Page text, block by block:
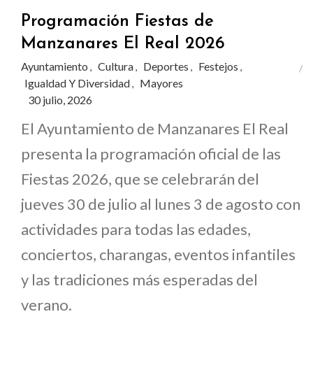
Programación Fiestas de
Manzanares El Real 2026
Ayuntamiento , Cultura, Deportes , Festejos ,
Igualdad Y Diversidad, Mayores
30 julio, 2026
El Ayuntamiento de Manzanares El Real
presenta la programación oficial de las
Fiestas 2026, que se celebrarán del
jueves 30 de julio al lunes 3 de agosto con
actividades para todas las edades,
conciertos, charangas, eventos infantiles
y las tradiciones más esperadas del
verano.